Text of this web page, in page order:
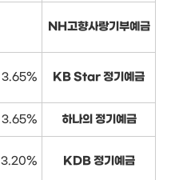
NH고향사랑기부예금
3.65% KB Star 정기예금
3.65% 하나의 정기예금
3.20% KDB 정기예금